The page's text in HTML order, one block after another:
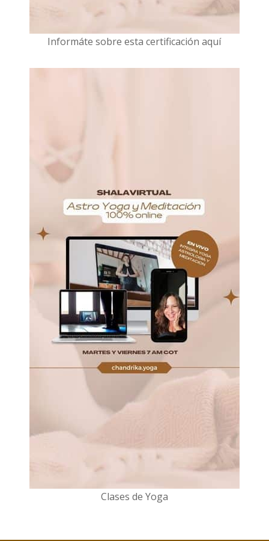
Informáte sobre esta certificación aquí
Clases de Yoga